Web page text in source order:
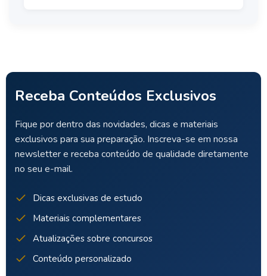
Receba Conteúdos Exclusivos
Fique por dentro das novidades, dicas e materiais
exclusivos para sua preparação. Inscreva-se em nossa
newsletter e receba conteúdo de qualidade diretamente
no seu e-mail.
Dicas exclusivas de estudo
Materiais complementares
Atualizações sobre concursos
Conteúdo personalizado